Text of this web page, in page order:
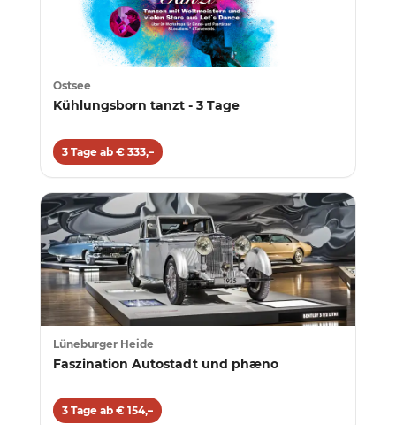
Ostsee
Kühlungsborn tanzt - 3 Tage
3 Tage ab € 333,–
Lüneburger Heide
Faszination Autostadt und phæno
3 Tage ab € 154,–